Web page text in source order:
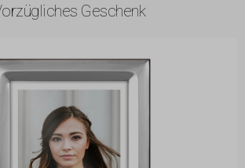
Geschenk